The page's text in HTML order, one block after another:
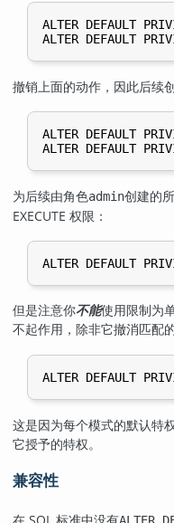
ALTER DEFAULT
撤销上面的动作，因此后续
ALTER DEFAULT
为后续由角色admin创建的
EXECUTE 权限：
但是注意你不能使用限制为
不起作用，除非它撤消匹配
这是因为每个模式的默认特
它授予的特权。
兼容性
在 SQL 标准中没有ALTER